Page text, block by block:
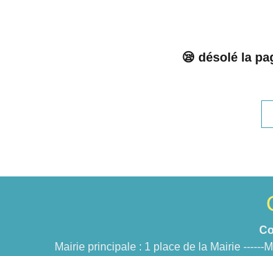
😪 désolé la
Mairie principale : 1 place de la Mairie ------